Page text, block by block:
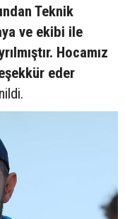
Teknik
ve ekibi ile
Hocamız
eder